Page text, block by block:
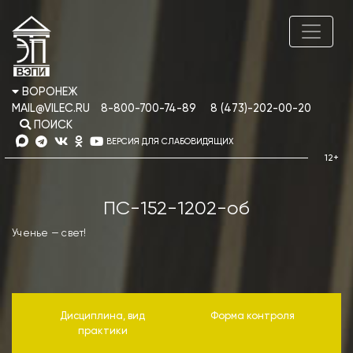
ВОРОНЕЖ
MAIL@VILEC.RU
8-800-700-74-89
8 (473)-202-00-20
ПОИСК
ВЕРСИЯ ДЛЯ СЛАБОВИДЯЩИХ
ПС-152-1202-об
Ученье — свет!
Дисциплина, вид
практики
Форма контроля